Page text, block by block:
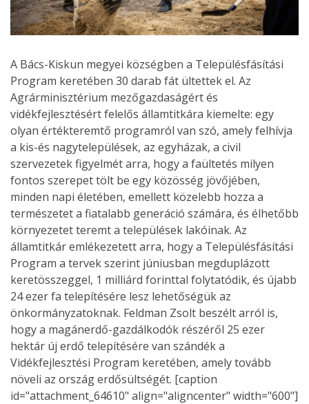
A Bács-Kiskun megyei községben a Településfásítási
Program keretében 30 darab fát ültettek el. Az
Agrárminisztérium mezőgazdaságért és
vidékfejlesztésért felelős államtitkára kiemelte: egy
olyan értékteremtő programról van szó, amely felhívja
a kis-és nagytelepülések, az egyházak, a civil
szervezetek figyelmét arra, hogy a faültetés milyen
fontos szerepet tölt be egy közösség jövőjében,
minden napi életében, emellett közelebb hozza a
természetet a fiatalabb generáció számára, és élhetőbb
környezetet teremt a települések lakóinak. Az
államtitkár emlékezetett arra, hogy a Településfásítási
Program a tervek szerint júniusban megduplázott
keretösszeggel, 1 milliárd forinttal folytatódik, és újabb
24 ezer fa telepítésére lesz lehetőségük az
önkormányzatoknak. Feldman Zsolt beszélt arról is,
hogy a magánerdő-gazdálkodók részéről 25 ezer
hektár új erdő telepítésére van szándék a
Vidékfejlesztési Program keretében, amely tovább
növeli az ország erdősültségét. [caption
id="attachment_64610" align="aligncenter" width="600"]